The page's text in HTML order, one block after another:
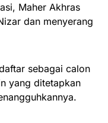
Maher Akhras
dan menyerang
sebagai calon
yang ditetapkan